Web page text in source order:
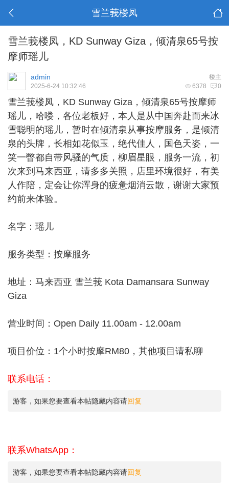
雪兰莪楼凤
雪兰莪楼凤，KD Sunway Giza，倾清泉65号按
摩师瑶儿
楼主
admin
6378 0
2025-6-24 10:32:46
雪兰莪楼凤 ，KD Sunway Giza，倾清泉65号按摩师
瑶儿，哈喽，各位老板好，本人是从中国奔赴而来冰
雪聪明的瑶儿，暂时在倾清泉从事按摩服务，是倾清
泉的头牌，长相如花似玉，绝代佳人，国色天姿，一
笑一瞥都自带风骚的气质，柳眉星眼，服务一流，初
次来到马来西亚，请多多关照，店里环境很好，有美
人作陪，定会让你浑身的疲惫烟消云散，谢谢大家预
约前来体验。
名字：瑶儿
服务类型：按摩服务
地址：马来西亚 雪兰莪 Kota Damansara Sunway
Giza
营业时间：Open Daily 11.00am - 12.00am
项目价位：1个小时按摩RM80，其他项目请私聊
联系电话：
游客，如果您要查看本帖隐藏内容请回复
联系WhatsApp：
游客，如果您要查看本帖隐藏内容请回复